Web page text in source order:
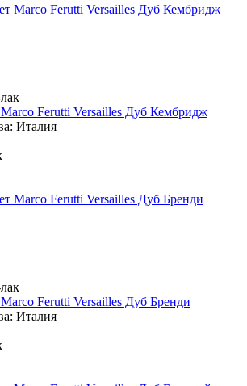
Ferutti Versailles Дуб Кембридж
Италия
Ferutti Versailles Дуб Бренди
Италия